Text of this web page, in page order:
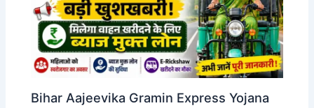
Bihar Aajeevika Gramin Express Yojana